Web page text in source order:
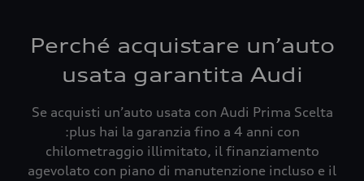
Perché acquistare un’auto
usata garantita Audi
Se acquisti un’auto usata con Audi Prima Scelta
:plus hai la garanzia fino a 4 anni con
chilometraggio illimitato, il finanziamento
agevolato con piano di manutenzione incluso e il